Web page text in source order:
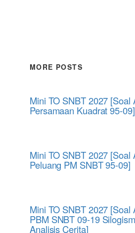
MORE POSTS
Mini TO SNBT 2027 [Soal
Persamaan Kuadrat 95-09]
Mini TO SNBT 2027 [Soal
Peluang PM SNBT 95-09]
Mini TO SNBT 2027 [Soal
PBM SNBT 09-19
Analisis Cerita]